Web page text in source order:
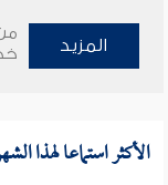
المزيد
الأكثر استماعا لهذا